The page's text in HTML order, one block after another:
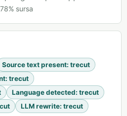
78% sursa
Source text present: trecut
: trecut
Language detected: trecut
LLM rewrite: trecut